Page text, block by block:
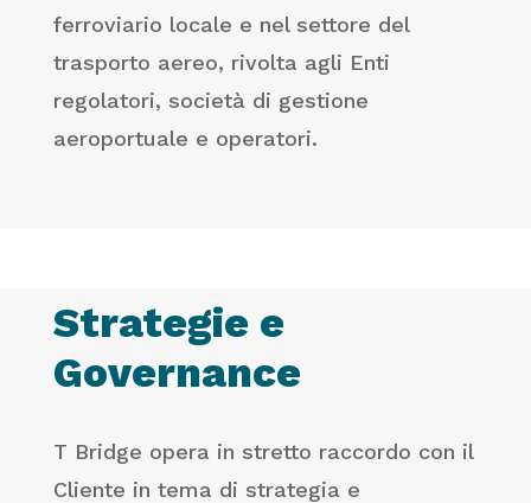
ferroviario locale e nel settore del
trasporto aereo, rivolta agli Enti
regolatori, società di gestione
aeroportuale e operatori.
Strategie e
Governance
T Bridge opera in stretto raccordo con il
Cliente in tema di strategia e